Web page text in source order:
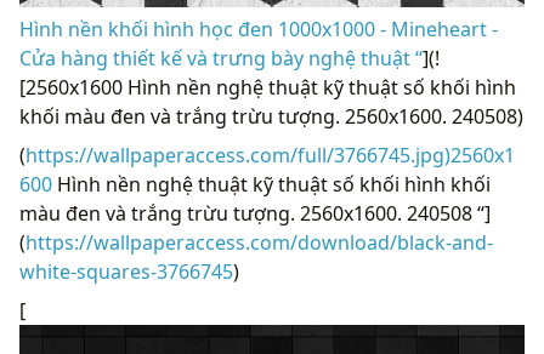
Hình nền khối hình học đen 1000x1000 - Mineheart -
Cửa hàng thiết kế và trưng bày nghệ thuật “](!
[2560x1600 Hình nền nghệ thuật kỹ thuật số khối hình
khối màu đen và trắng trừu tượng. 2560x1600. 240508)
(https://wallpaperaccess.com/full/3766745.jpg)2560x1
600 Hình nền nghệ thuật kỹ thuật số khối hình khối
màu đen và trắng trừu tượng. 2560x1600. 240508 “]
(https://wallpaperaccess.com/download/black-and-
white-squares-3766745)
[